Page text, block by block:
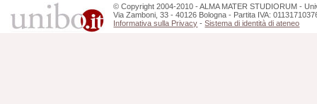
©Copyright 2004-2010 - ALMA MATER STUDIORUM -
Via Zamboni, 33 - 40126 Bologna - Partita IVA:
Informativa sulla Privacy -Sistema di identità di ateneo